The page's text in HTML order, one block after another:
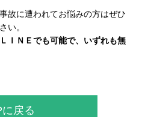
故に遭われてお悩みの方はぜひ
い。
ＩＮＥでも可能で、いずれも無
戻る